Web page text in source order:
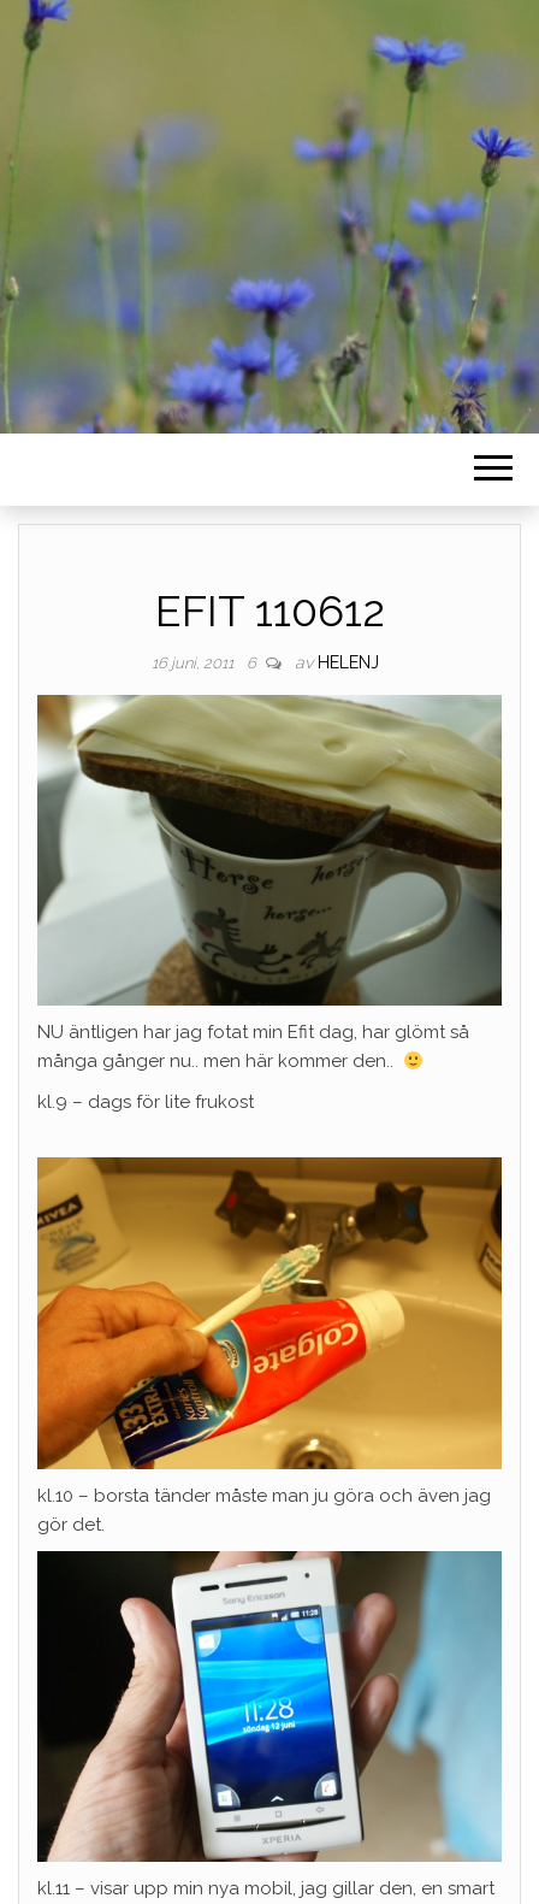
EFIT 110612
16 juni, 2011 6 av HELENJ
NU äntligen har jag fotat min Efit dag, har glömt så
många gånger nu.. men här kommer den..
kl.9 – dags för lite frukost
kl.10 – borsta tänder måste man ju göra och även jag
gör det.
kl.11 – visar upp min nya mobil, jag gillar den, en smart